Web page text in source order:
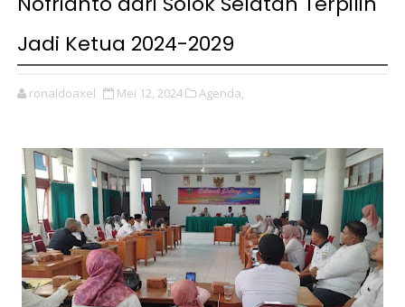
Jadi Ketua 2024-2029
ronaldoaxel Mei 12, 2024 Agenda,